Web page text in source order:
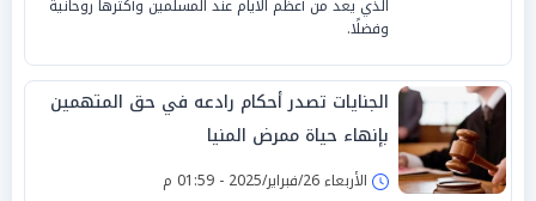
الذي يعد من أعظم الأيام عند المسلمين وأكثرها روحانية
وفضلًا.
الجنايات تصدر أحكام رادعه في حق المتهمين
بإنهاء حياة ممرض المنيا
الأربعاء 26/فبراير/2025 - 01:59 م